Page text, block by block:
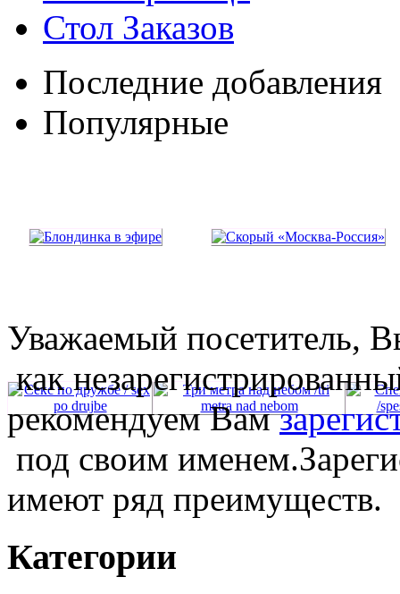
Стол Заказов
Последние добавления
Популярные
Уважаемый посетитель,
как
рекомендуем Вам
под своим
имеют ряд преимуществ.
Категории